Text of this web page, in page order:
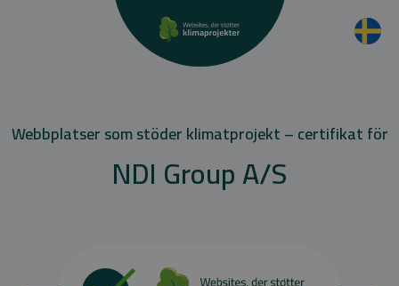
Webbplatser som stöder klimatprojekt – certifikat för
NDI Group A/S